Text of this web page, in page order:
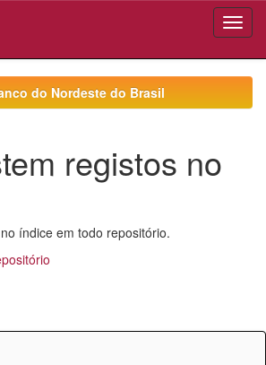
do Nordeste do Brasil
registos no
índice em todo repositório.